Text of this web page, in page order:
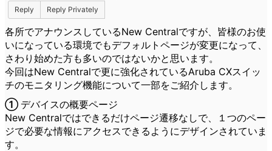
Reply
Reply Privately
各所でアナウンスしているNew Centralですが、皆様のお使
いになっている環境でもデフォルトページが変更になって、
さわり始めた方も多いのではないかと思います。
今回はNew Centralで更に強化されているAruba CXスイッ
チのモニタリング機能について一部をご紹介します。
① デバイスの概要ページ
New Centralではできるだけページ遷移なしで、１つのペー
ジで必要な情報にアクセスできるようにデザインされていま
す。